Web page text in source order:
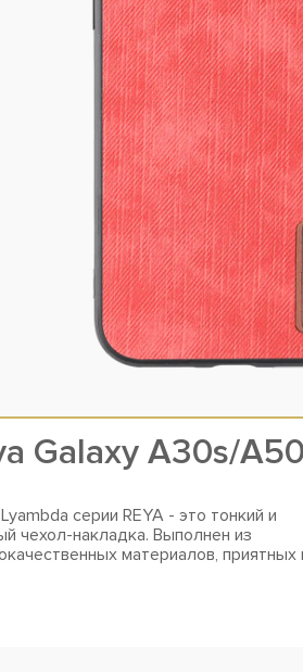
Galaxy A30s/
серии REYA - это тонкий и
чехол-накладка. Выполнен из
материалов, приятных